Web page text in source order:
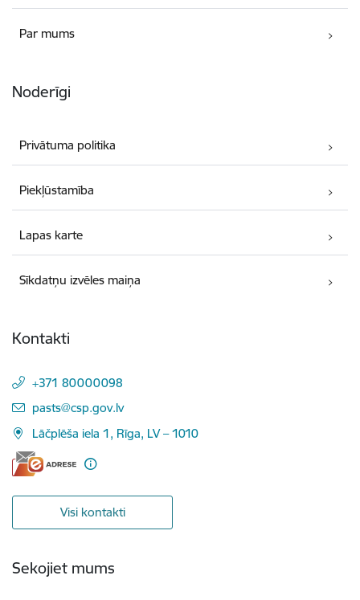
Par mums
Noderīgi
Privātuma politika
Piekļūstamība
Lapas karte
Sīkdatņu izvēles maiņa
Kontakti
+371 80000098
E-pasts:
pasts@csp.gov.lv
Lāčplēša iela 1, Rīga, LV – 1010
Visi kontakti
Sekojiet mums